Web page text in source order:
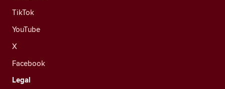
TikTok
YouTube
X
Facebook
Legal